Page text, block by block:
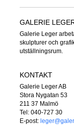
GALERIE
Galerie Leger
skulpturer och
utställningsrum.
KONTAKT
Galerie Leger AB
Stora Nygatan 53
211 37 Malmö
Tel: 040-727 30
E-post: